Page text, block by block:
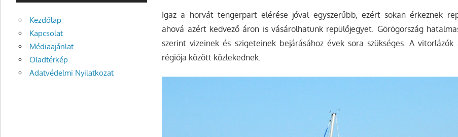
Igaz a horvát tengerpart elérése jóval egyszerűbb, ezért sokan érkeznek
ahová azért kedvező áron is vásárolhatunk repülőjegyet. Görögország
szerint vizeinek és szigeteinek bejárásához évek sora szükséges. A
régiója között közlekednek.
Kezdőlap
Kapcsolat
Médiaajánlat
Oladtérkép
Adatvédelmi Nyilatkozat